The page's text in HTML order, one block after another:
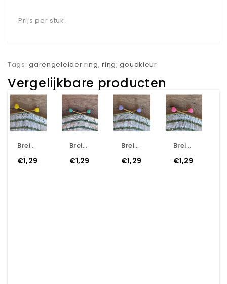
Prijs per stuk.
Tags:garengeleider ring,ring,goudkleur
Vergelijkbare producten
Breinaald Puntbeschermers - Hartje - Geel
€1,29
Breinaald Puntbeschermers - Hartje - Groen
€1,29
Breinaald Puntbeschermers - Hartje - Lila
€1,29
Breinaald Puntbeschermers - Hartje - Roze
€1,29